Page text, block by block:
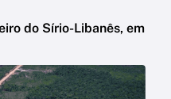
do Sírio-Libanês, em